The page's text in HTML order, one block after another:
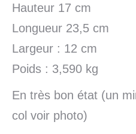
Hauteur 17 cm
Longueur 23,5 cm
Largeur : 12 cm
Poids : 3,590 kg
En très bon état (un
col voir photo)